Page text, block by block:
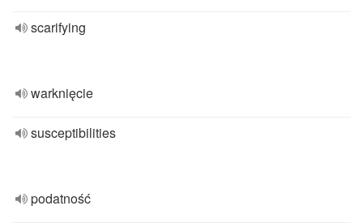
scarifying
warknięcie
susceptibilities
podatność